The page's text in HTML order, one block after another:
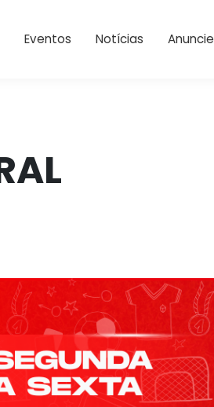
Eventos Notícias Anuncie